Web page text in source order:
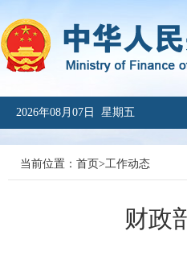
2026年08月07日 星期五
当前位置： 首页>工作动态
财政